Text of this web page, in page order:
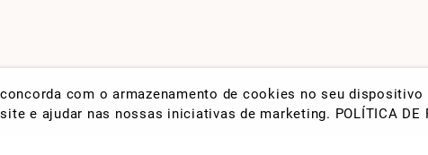
com o armazenamento de cookies no seu dispositivo
e ajudar nas nossas iniciativas de marketing. POLÍTICA DE